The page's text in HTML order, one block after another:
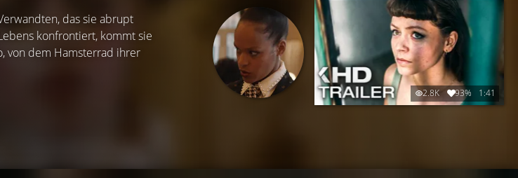
das sie abrupt
konfrontiert, kommt sie
von dem Hamsterrad ihrer
2.8K 93% 1:41